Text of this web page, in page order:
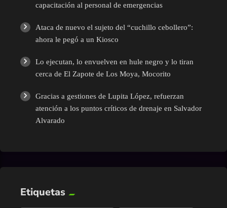
capacitación al personal de emergencias
Ataca de nuevo el sujeto del “cuchillo cebollero”:
ahora le pegó a un Kiosco
Lo ejecutan, lo envuelven en hule negro y lo tiran
cerca de El Zapote de Los Moya, Mocorito
Gracias a gestiones de Lupita López, refuerzan
atención a los puntos críticos de drenaje en Salvador
Alvarado
Etiquetas